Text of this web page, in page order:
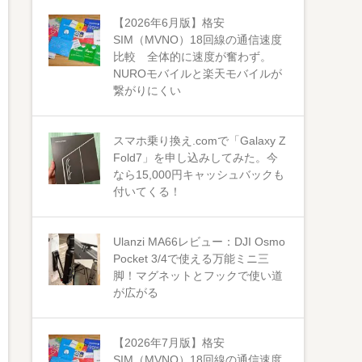
【2026年6月版】格安
SIM（MVNO）18回線の通信速度
比較 全体的に速度が奮わず。
NUROモバイルと楽天モバイルが
繋がりにくい
スマホ乗り換え.comで「Galaxy Z
Fold7」を申し込みしてみた。今
なら15,000円キャッシュバックも
付いてくる！
Ulanzi MA66レビュー：DJI Osmo
Pocket 3/4で使える万能ミニ三
脚！マグネットとフックで使い道
が広がる
【2026年7月版】格安
SIM（MVNO）18回線の通信速度